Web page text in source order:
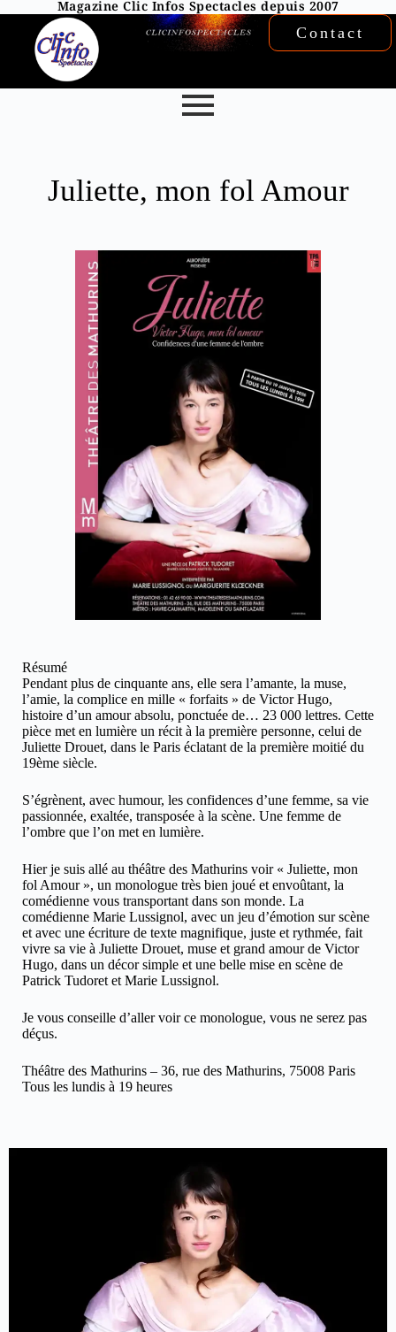
Magazine Clic Infos Spectacles depuis 2007
Contact
Juliette, mon fol Amour
Résumé
Pendant plus de cinquante ans, elle sera l’amante, la muse,
l’amie, la complice en mille « forfaits » de Victor Hugo,
histoire d’un amour absolu, ponctuée de… 23 000 lettres. Cette
pièce met en lumière un récit à la première personne, celui de
Juliette Drouet, dans le Paris éclatant de la première moitié du
19ème siècle.
S’égrènent, avec humour, les confidences d’une femme, sa vie
passionnée, exaltée, transposée à la scène. Une femme de
l’ombre que l’on met en lumière.
Hier je suis allé au théâtre des Mathurins voir « Juliette, mon
fol Amour », un monologue très bien joué et envoûtant, la
comédienne vous transportant dans son monde. La
comédienne Marie Lussignol, avec un jeu d’émotion sur scène
et avec une écriture de texte magnifique, juste et rythmée, fait
vivre sa vie à Juliette Drouet, muse et grand amour de Victor
Hugo, dans un décor simple et une belle mise en scène de
Patrick Tudoret et Marie Lussignol.
Je vous conseille d’aller voir ce monologue, vous ne serez pas
déçus.
Théâtre des Mathurins – 36, rue des Mathurins, 75008 Paris
Tous les lundis à 19 heures